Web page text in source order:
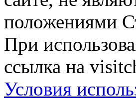
положениями
При
ссылка на
Условия